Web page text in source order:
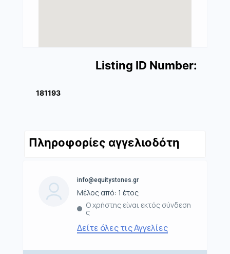
Listing ID Number:
181193
Πληροφορίες αγγελιοδότη
info@equitystones.gr
Μέλος από: 1 έτος
Ο χρήστης είναι εκτός σύνδεση
ς
Δείτε όλες τις Αγγελίες